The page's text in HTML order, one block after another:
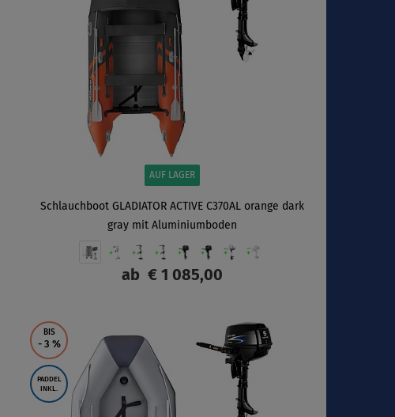
AUF LAGER
Schlauchboot GLADIATOR ACTIVE C370AL orange dark
gray mit Aluminiumboden
ab € 1 085,00
BIS
- 3 %
PADDEL
INKL.